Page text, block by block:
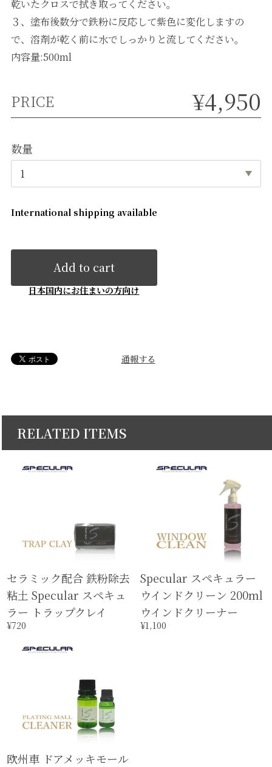
乾いたクロスで拭き取ってください。
３、塗布後数分で鉄粉に反応して紫色に変化しますの
で、溶剤が乾く前に水でしっかりと流してください。
内容量:500ml
PRICE ¥4,950
数量
International shipping available
Add to cart
日本国内にお住まいの方向け
通報する
RELATED ITEMS
セラミック配合 鉄粉除去
粘土 Specular スペキュ
ラー トラップクレイ
¥720
Specular スペキュラー
ウインドクリーン 200ml
ウインドクリーナー
¥1,100
欧州車 ドアメッキモール